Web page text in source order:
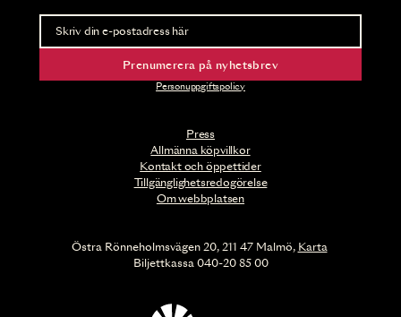
Press
Allmänna köpvillkor
Kontakt och öppettider
Tillgänglighetsredogörelse
Om webbplatsen
Nyhetsbrev
Ta del av förhandsinformation och biljettsläpp.
Prenumerera på nyhetsbrev
Personuppgiftspolicy
Östra Rönneholmsvägen 20, 211 47 Malmö, Karta
Biljettkassa 040-20 85 00